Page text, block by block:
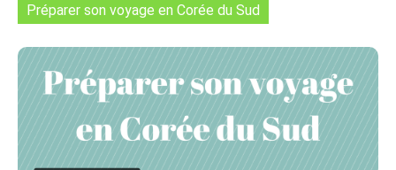
Préparer son voyage en Corée du Sud